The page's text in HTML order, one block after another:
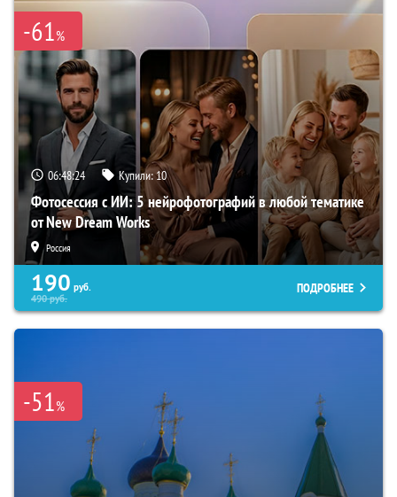
-61%
06:48:23 Купили:10
Фотосессия с ИИ: 5 нейрофотографий в любой тематике
от New Dream Works
Россия
190 руб.
490руб.
ПОДРОБНЕЕ
-51%